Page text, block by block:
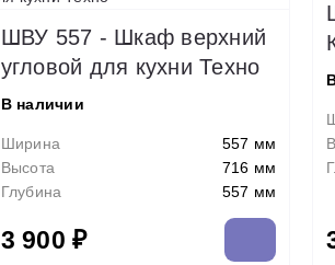
ШВУ 557 - Шкаф верхний
угловой для кухни Техно
В наличии
Ширина
557 мм
Высота
716 мм
Глубина
557 мм
3 900 ₽